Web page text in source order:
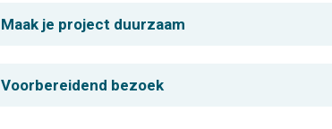
Maak je project duurzaam
Voorbereidend bezoek